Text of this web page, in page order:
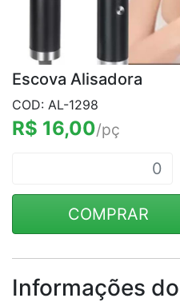
Escova Alisadora
COD: AL-1298
R$ 16,00/pç
COMPRAR
Informações